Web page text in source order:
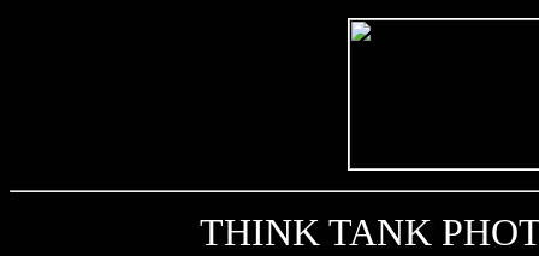
THINK TANK